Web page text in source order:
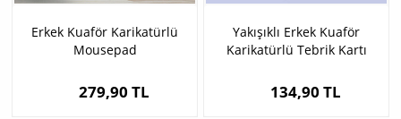
Erkek Kuaför Karikatürlü
Mousepad
279,90 TL
Yakışıklı Erkek Kuaför
Karikatürlü Tebrik Kartı
134,90 TL